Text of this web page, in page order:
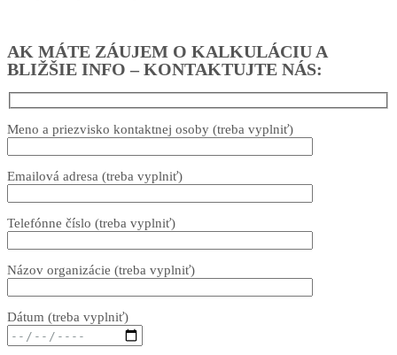
AK MÁTE ZÁUJEM O KALKULÁCIU A
BLIŽŠIE INFO – KONTAKTUJTE NÁS:
Meno a priezvisko kontaktnej osoby (treba vyplniť)
Emailová adresa (treba vyplniť)
Telefónne číslo (treba vyplniť)
Názov organizácie (treba vyplniť)
Dátum (treba vyplniť)